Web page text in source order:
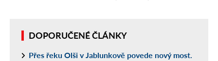
DOPORUČENÉ ČLÁNKY
Přes řeku Olši v Jablunkově povede nový most.